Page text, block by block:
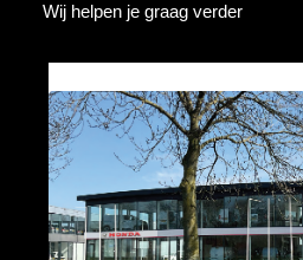
Wij helpen je graag verder